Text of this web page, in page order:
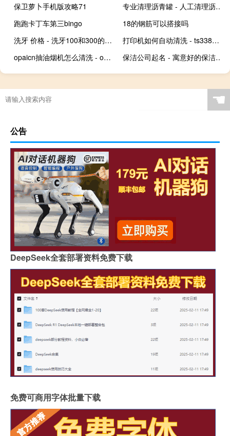
保卫萝卜手机版攻略71
专业清理沥青罐 - 人工清理沥青罐细节
跑跑卡丁车第三bingo
18的钢筋可以搭接吗
洗牙 价格 - 洗牙100和300的区别
打印机如何自动清洗 - ts3380打印机喷头自动清洗
opaicn抽油烟机怎么清洗 - opaicn抽油烟机智能怎么清洗
保洁公司起名 - 寓意好的保洁公司起名
☚
公告
DeepSeek全套部署资料免费下载
免费可商用字体批量下载